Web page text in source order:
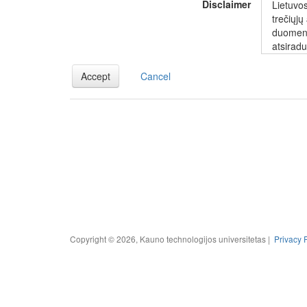
form
Disclaimer
trečiųjų
The
or
Accept Cancel
Copyright © 2026, Kauno technologijos universitetas | Privacy